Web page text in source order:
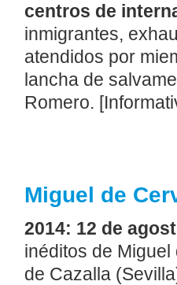
centros de
inmigrantes,
atendidos por
lancha de
Romero.
Miguel de
2014: 12 de
inéditos de
de Cazalla